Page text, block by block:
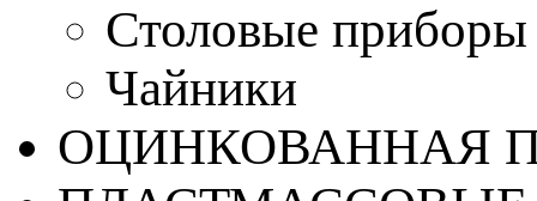
Столовые приборы
Чайники
ОЦИНКОВАННАЯ